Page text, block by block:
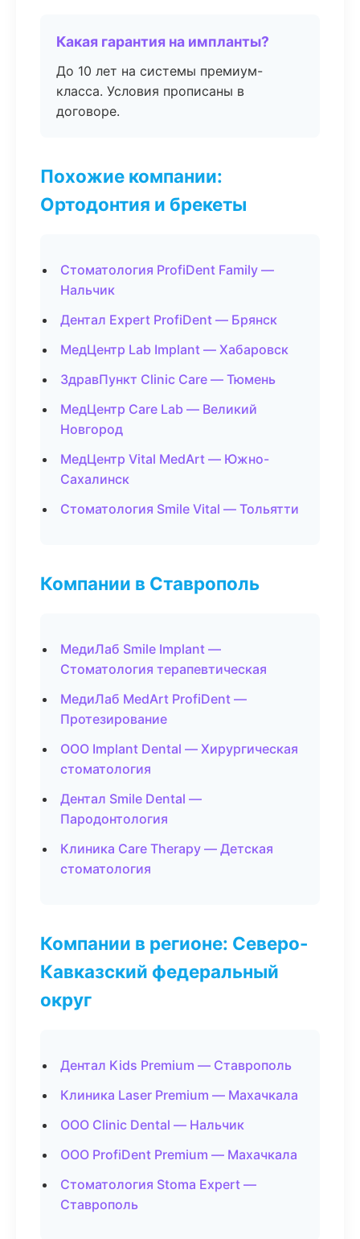
Какая гарантия на импланты?
До 10 лет на системы премиум-
класса. Условия прописаны в
договоре.
Похожие компании:
Ортодонтия и брекеты
Стоматология ProfiDent Family —
Нальчик
Дентал Expert ProfiDent — Брянск
МедЦентр Lab Implant — Хабаровск
ЗдравПункт Clinic Care — Тюмень
МедЦентр Care Lab — Великий
Новгород
МедЦентр Vital MedArt — Южно-
Сахалинск
Стоматология Smile Vital — Тольятти
Компании в Ставрополь
МедиЛаб Smile Implant —
Стоматология терапевтическая
МедиЛаб MedArt ProfiDent —
Протезирование
ООО Implant Dental — Хирургическая
стоматология
Дентал Smile Dental —
Пародонтология
Клиника Care Therapy — Детская
стоматология
Компании в регионе: Северо-
Кавказский федеральный
округ
Дентал Kids Premium — Ставрополь
Клиника Laser Premium — Махачкала
ООО Clinic Dental — Нальчик
ООО ProfiDent Premium — Махачкала
Стоматология Stoma Expert —
Ставрополь